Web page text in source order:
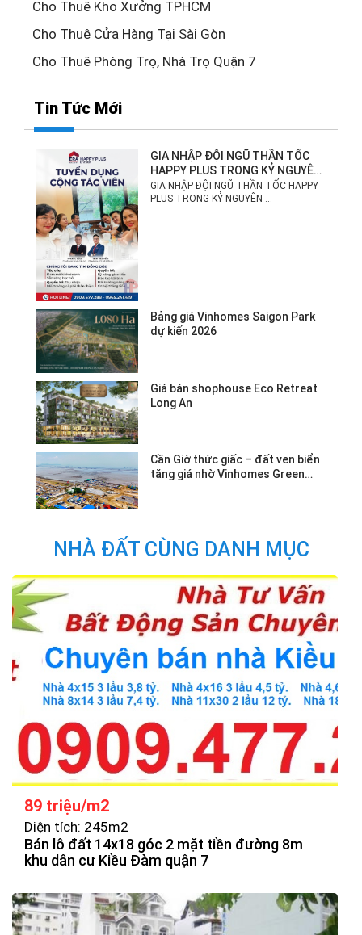
Cho Thuê Kho Xưởng TPHCM
Cho Thuê Cửa Hàng Tại Sài Gòn
Cho Thuê Phòng Trọ, Nhà Trọ Quận 7
Tin Tức Mới
GIA NHẬP ĐỘI NGŨ THẦN TỐC
HAPPY PLUS TRONG KỶ NGUYÊN
MỚI!
GIA NHẬP ĐỘI NGŨ THẦN TỐC HAPPY
PLUS TRONG KỶ NGUYÊN ...
Bảng giá Vinhomes Saigon Park
dự kiến 2026
Giá bán shophouse Eco Retreat
Long An
Cần Giờ thức giấc – đất ven biển
tăng giá nhờ Vinhomes Green
NHÀ ĐẤT CÙNG DANH MỤC
89 triệu/m2
Diện tích: 245m2
Bán lô đất 14x18 góc 2 mặt tiền đường 8m
khu dân cư Kiều Đàm quận 7